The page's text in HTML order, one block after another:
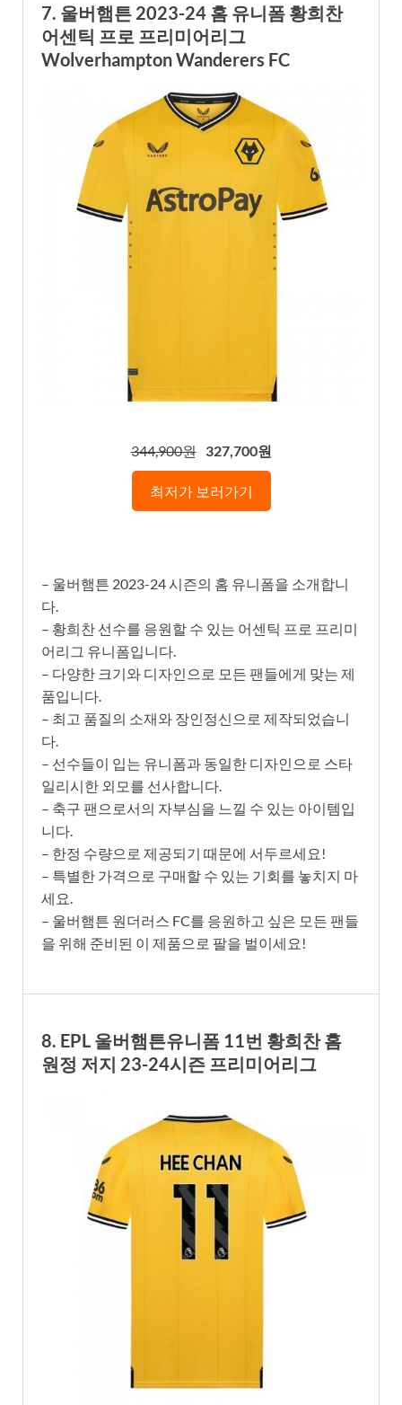
7. 울버햄튼 2023-24 홈 유니폼 황희찬
어센틱 프로 프리미어리그
Wolverhampton Wanderers FC
344,900원 327,700원
최저가 보러가기
– 울버햄튼 2023-24 시즌의 홈 유니폼을 소개합니
다.
– 황희찬 선수를 응원할 수 있는 어센틱 프로 프리미
어리그 유니폼입니다.
– 다양한 크기와 디자인으로 모든 팬들에게 맞는 제
품입니다.
– 최고 품질의 소재와 장인정신으로 제작되었습니
다.
– 선수들이 입는 유니폼과 동일한 디자인으로 스타
일리시한 외모를 선사합니다.
– 축구 팬으로서의 자부심을 느낄 수 있는 아이템입
니다.
– 한정 수량으로 제공되기 때문에 서두르세요!
– 특별한 가격으로 구매할 수 있는 기회를 놓치지 마
세요.
– 울버햄튼 원더러스 FC를 응원하고 싶은 모든 팬들
을 위해 준비된 이 제품으로 팔을 벌이세요!
8. EPL 울버햄튼유니폼 11번 황희찬 홈
원정 저지 23-24시즌 프리미어리그